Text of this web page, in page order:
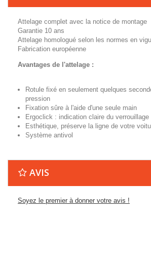
Attelage complet avec la notice de montage
Garantie 10 ans
Attelage homologué selon les normes en
Fabrication européenne
Avantages de l'attelage :
Rotule fixé en seulement quelques
pression
Fixation sûre à l'aide d'une seule main
Ergoclick : indication claire du verrouillage
Esthétique, préserve la ligne de votre
Système antivol
AVIS
Soyez le premier à donner votre avis !